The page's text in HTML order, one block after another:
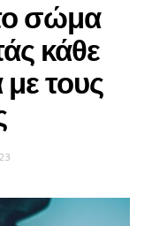
σώμα
κάθε
τους